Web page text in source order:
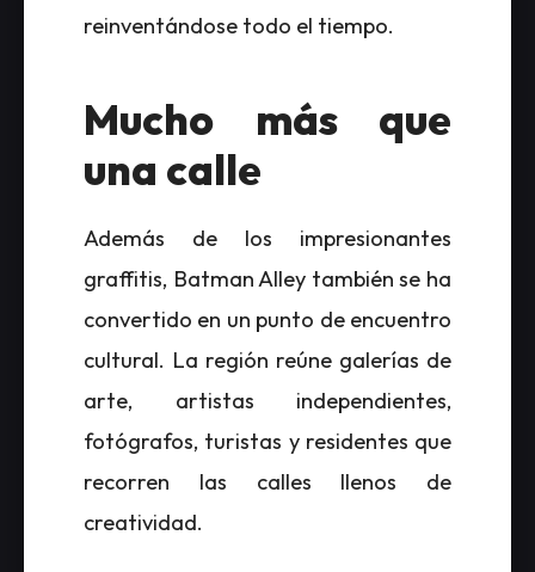
reinventándose todo el tiempo.
Mucho más que
una calle
Además de los impresionantes
graffitis, Batman Alley también se ha
convertido en un punto de encuentro
cultural. La región reúne galerías de
arte, artistas independientes,
fotógrafos, turistas y residentes que
recorren las calles llenos de
creatividad.